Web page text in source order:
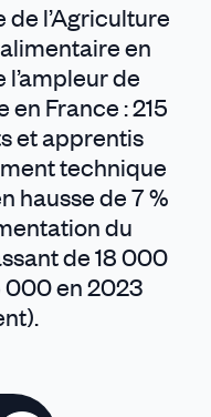
l’Agriculture
en
de
en France : 215
et apprentis
technique
hausse de 7 %
du
de 18 000
000 en 2023